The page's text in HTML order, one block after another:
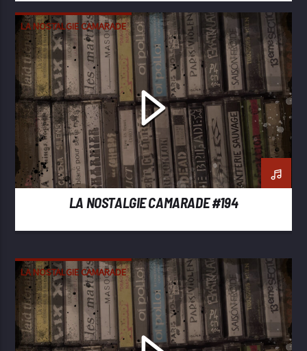
LA NOSTALGIE CAMARADE
LA NOSTALGIE CAMARADE #194
LA NOSTALGIE CAMARADE